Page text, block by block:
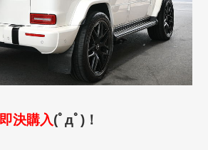
決購入(ﾟдﾟ)！